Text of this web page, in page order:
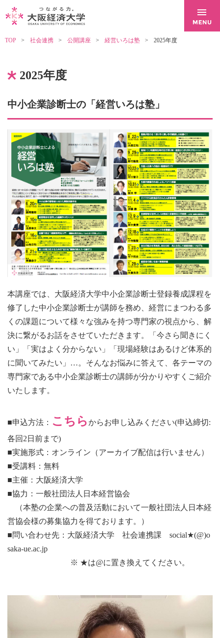
TOP 社会連携 公開講座 経営いろは塾 2025年度
2025年度
中小企業診断士の「経営いろは塾」
本講座では、大阪経済大学中小企業診断士登録養成課程を
修了した中小企業診断士が講師を務め、経営にまつわる多
くの課題について様々な強みを持つ専門家の視点から、解
決に繋がるお話をさせていただきます。
「今さら聞きにく
い」「実はよく分からない」「現場経験はあるけど体系的
に聞いてみたい」…。 そんなお悩みに答えて、各テーマの
専門家である中小企業診断士の講師が分かりやすくご紹介
いたします。
■申込方法： こちらからお申し込みください(申込締切:
各回2日前まで)
■実施形式：オンライン（アーカイブ配信は行いません）
■受講料：無料
■主催：大阪経済大学
■協力：一般社団法人日本経営協会
（本塾の企業への普及活動において一般社団法人日本経
営協会様の募集協力を得ております。）
■問い合わせ先：大阪経済大学 社会連携課 social★(@)o
saka-ue.ac.jp
※ ★は@に置き換えてください。